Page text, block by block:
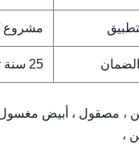
مشروع
25 سنة تحت الصيانة المناسبة
، مصقول ، أبيض مغسول
،